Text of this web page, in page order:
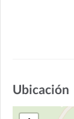
Ubicación